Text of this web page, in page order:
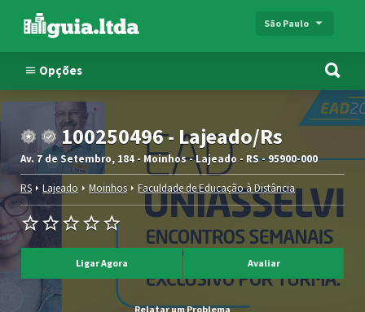
São Paulo
Opções
100250496 - Lajeado/Rs
Av. 7 de Setembro, 184 - Moinhos - Lajeado - RS - 95900-000
RS Lajeado Moinhos Faculdade de Educação à Distância
Ligar Agora Avaliar
Relatar um Problema